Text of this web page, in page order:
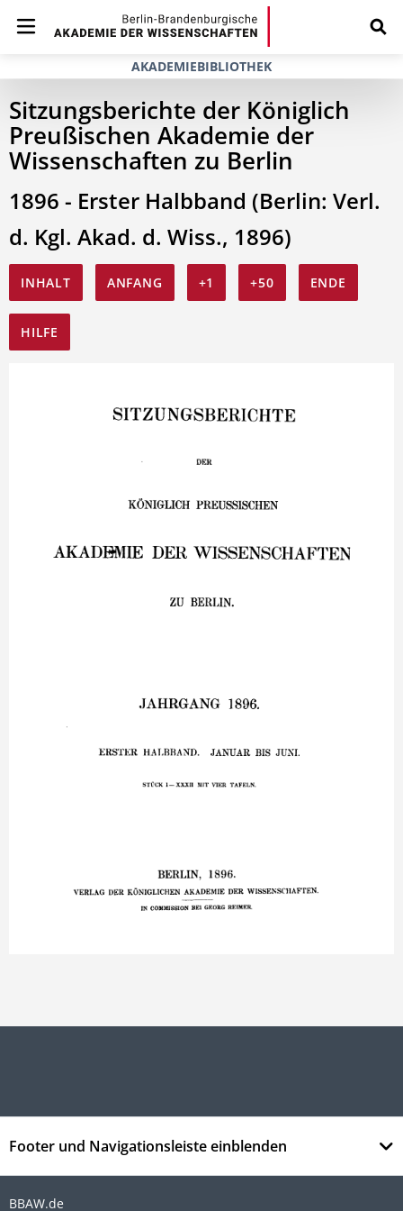
AKADEMIEBIBLIOTHEK
Sitzungsberichte der Königlich
Preußischen Akademie der
Wissenschaften zu Berlin
1896 - Erster Halbband (Berlin: Verl.
d. Kgl. Akad. d. Wiss., 1896)
INHALT ANFANG +1 +50 ENDE
HILFE
Footer und Navigationsleiste einblenden
BBAW.de